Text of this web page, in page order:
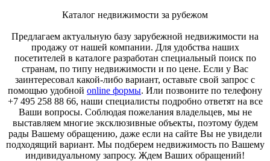
Каталог недвижимости за рубежом
Предлагаем актуальную базу зарубежной недвижимости на
продажу от нашей компании. Для удобства наших
посетителей в каталоге разработан специальный поиск по
странам, по типу недвижимости и по цене. Если у Вас
заинтересовал какой-либо вариант, оставьте свой запрос с
помощью удобной online формы. Или позвоните по телефону
+7 495 258 88 66, наши специалисты подробно ответят на все
Ваши вопросы. Соблюдая пожелания владельцев, мы не
выставляем многие эксклюзивные объекты, поэтому будем
рады Вашему обращению, даже если на сайте Вы не увидели
подходящий вариант. Мы подберем недвижимость по Вашему
индивидуальному запросу. Ждем Ваших обращений!